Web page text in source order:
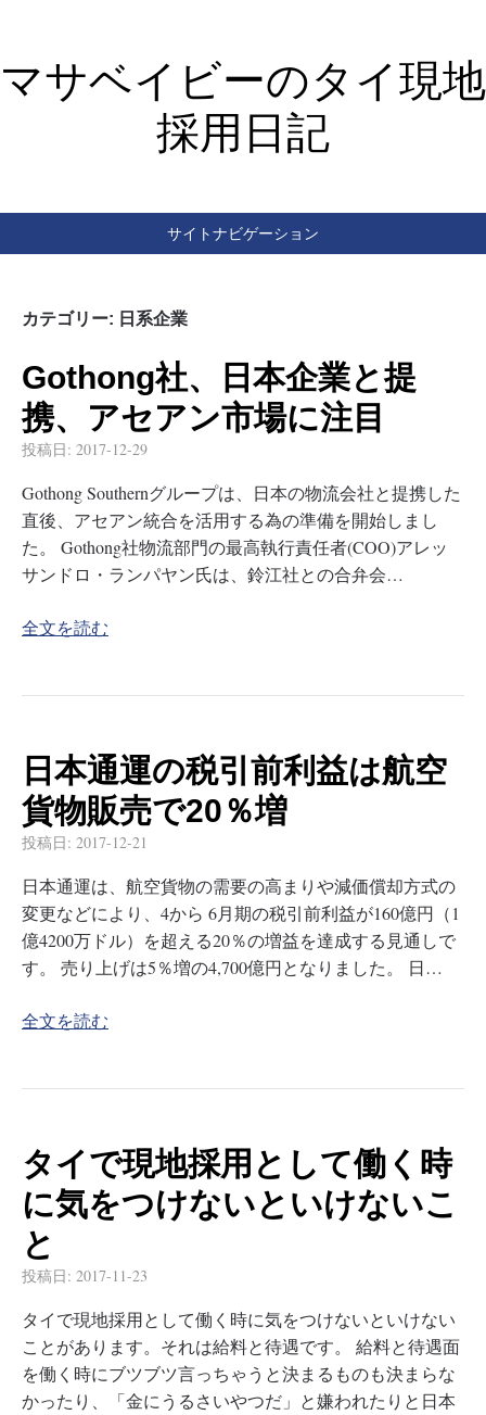
マサベイビーのタイ現地
採用日記
サイトナビゲーション
カテゴリー: 日系企業
Gothong社、日本企業と提
携、アセアン市場に注目
投稿日: 2017-12-29
Gothong Southernグループは、日本の物流会社と提携した
直後、アセアン統合を活用する為の準備を開始しまし
た。 Gothong社物流部門の最高執行責任者(COO)アレッ
サンドロ・ランパヤン氏は、鈴江社との合弁会…
全文を読む
日本通運の税引前利益は航空
貨物販売で20％増
投稿日: 2017-12-21
日本通運は、航空貨物の需要の高まりや減価償却方式の
変更などにより、4から 6月期の税引前利益が160億円（1
億4200万ドル）を超える20％の増益を達成する見通しで
す。 売り上げは5％増の4,700億円となりました。 日…
全文を読む
タイで現地採用として働く時
に気をつけないといけないこ
と
投稿日: 2017-11-23
タイで現地採用として働く時に気をつけないといけない
ことがあります。それは給料と待遇です。 給料と待遇面
を働く時にブツブツ言っちゃうと決まるものも決まらな
かったり、「金にうるさいやつだ」と嫌われたりと日本